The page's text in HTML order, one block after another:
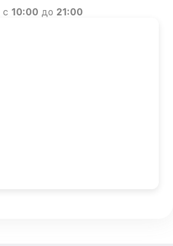
с 10:00 до 21:00